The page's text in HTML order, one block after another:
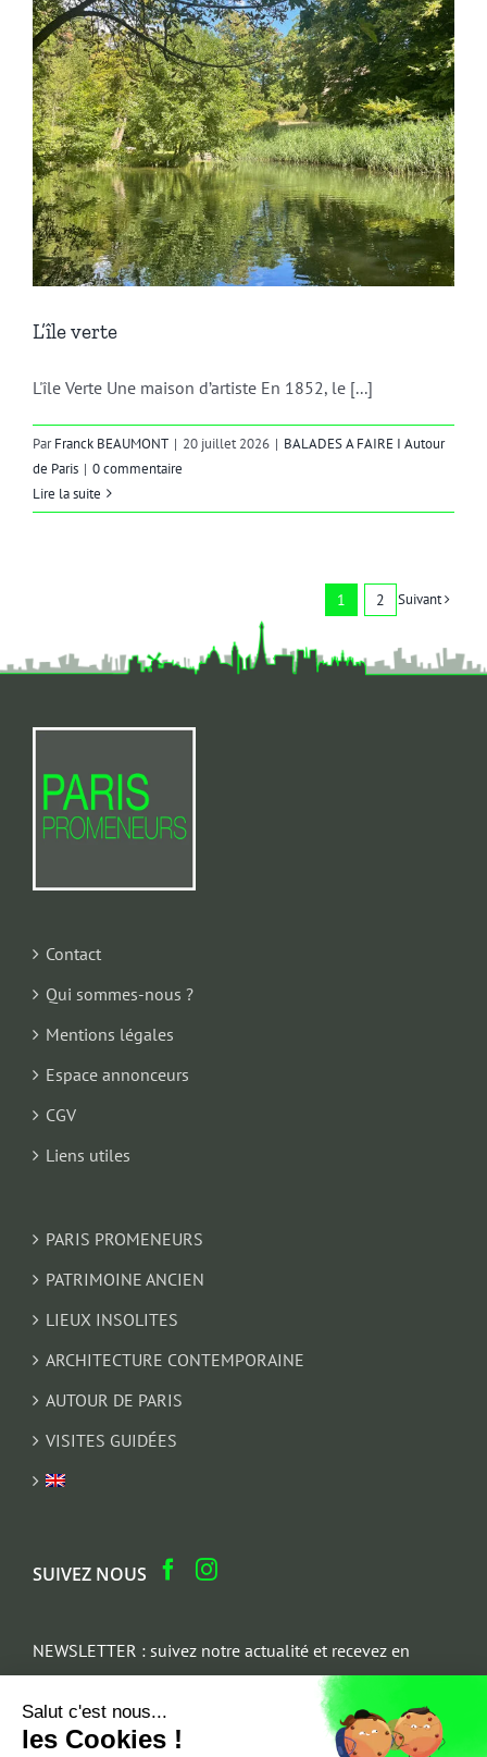
L’île verte
L'île Verte Une maison d’artiste En 1852, le [...]
ParFranck BEAUMONT | 20 juillet 2026 | BALADES A FAIRE I Autour
de Paris | 0 commentaire
Lire la suite
1 2 Suivant
Contact
Qui sommes-nous ?
Mentions légales
Espace annonceurs
CGV
Liens utiles
PARIS PROMENEURS
PATRIMOINE ANCIEN
LIEUX INSOLITES
ARCHITECTURE CONTEMPORAINE
AUTOUR DE PARIS
VISITES GUIDÉES
SUIVEZ NOUS
NEWSLETTER : suivez notre actualité et recevez en
cadeau un parcours architectural du Marais
Email
Salut c'est nous...
les Cookies !